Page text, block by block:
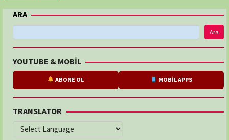
ARA
Ara
YOUTUBE & MOBİL
ABONE OL MOBİL APPS
TRANSLATOR